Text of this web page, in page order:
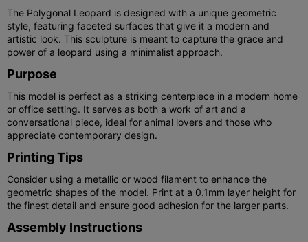
The Polygonal Leopard is designed with a unique geometric
style, featuring faceted surfaces that give it a modern and
artistic look. This sculpture is meant to capture the grace and
power of a leopard using a minimalist approach.
Purpose
This model is perfect as a striking centerpiece in a modern home
or office setting. It serves as both a work of art and a
conversational piece, ideal for animal lovers and those who
appreciate contemporary design.
Printing Tips
Consider using a metallic or wood filament to enhance the
geometric shapes of the model. Print at a 0.1mm layer height for
the finest detail and ensure good adhesion for the larger parts.
Assembly Instructions